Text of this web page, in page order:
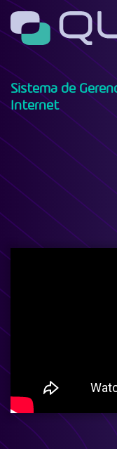
Sistema de
Internet